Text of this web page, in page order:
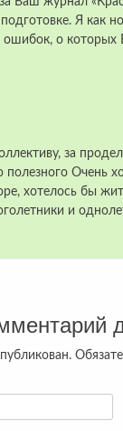
Я как
ошибок, о
за
полезного Очень
хотелось бы
и